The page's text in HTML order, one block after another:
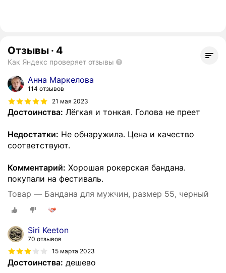
Отзывы · 4
Как Яндекс проверяет отзывы
Анна Маркелова
114 отзывов
21 мая 2023
Достоинства: Лёгкая и тонкая. Голова не преет
Недостатки: Не обнаружила. Цена и качество
соответствуют.
Комментарий: Хорошая рокерская бандана.
покупали на фестиваль.
Товар — Бандана для мужчин, размер 55, черный
Siri Keeton
70 отзывов
15 марта 2023
Достоинства: дешево